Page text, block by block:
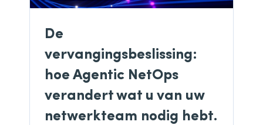
De
vervangingsbeslissing:
hoe Agentic NetOps
verandert wat u van uw
netwerkteam nodig hebt.